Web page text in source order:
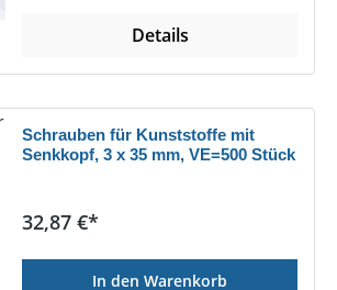
Details
Schrauben für Kunststoffe mit
Senkkopf, 3 x 35 mm, VE=500 Stück
Regulärer Preis:
32,87 €*
In den Warenkorb